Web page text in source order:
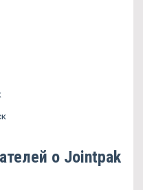
о Jointpak